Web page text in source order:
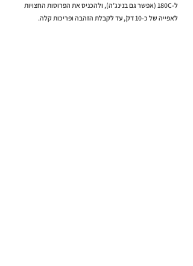
ל-180C (אפשר גם בנינג’ה), ולהכניס את הפרוסות החצויות
לאפייה של כ-10 דק’, עד לקבלת הזהבה ופריכות קלה.